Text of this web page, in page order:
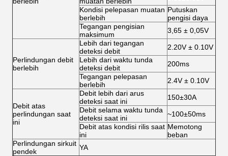
Kondisi pelepasan muatan
berlebih
Putuskan
pengisi daya
Tegangan pengisian
maksimum
3,65 ± 0,05V
Perlindungan debit
berlebih
Lebih dari tegangan
deteksi debit
2.20V ± 0.10V
Lebih dari waktu tunda
deteksi debit
200ms
Tegangan pelepasan
berlebih
2.4V ± 0.10V
Debit atas
perlindungan saat
ini
Debit lebih dari arus
deteksi saat ini
150±30A
Debit selama waktu tunda
deteksi saat ini
~100±50ms
Debit atas kondisi rilis saat
ini
Memotong
beban
Perlindungan sirkuit
pendek
YA